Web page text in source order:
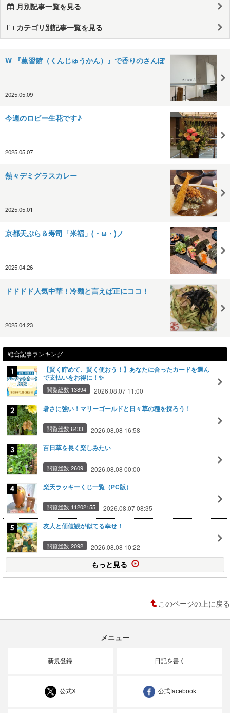
月別記事一覧を見る
カテゴリ別記事一覧を見る
W 『薫習館（くんじゅうかん）』で香りのさんぽ
2025.05.09
今週のロビー生花です♪
2025.05.07
熱々デミグラスカレー
2025.05.01
京都天ぷら＆寿司「米福」(・ω・)ノ
2025.04.26
ドドドド人気中華！冷麺と言えば正にココ！
2025.04.23
総合記事ランキング
【賢く貯めて、賢く使おう！】あなたに合ったカードを選ん
で支払いをお得に！✨
閲覧総数 13894 2026.08.07 11:00
暑さに強い！マリーゴールドと日々草の種を採ろう！
閲覧総数 6433 2026.08.08 16:58
百日草を長く楽しみたい
閲覧総数 2609 2026.08.08 00:00
楽天ラッキーくじ一覧（PC版）
閲覧総数 11202155 2026.08.07 08:35
友人と価値観が似てる幸せ！
閲覧総数 2092 2026.08.08 10:22
もっと見る
このページの上に戻る
メニュー
新規登録 日記を書く
公式X 公式facebook